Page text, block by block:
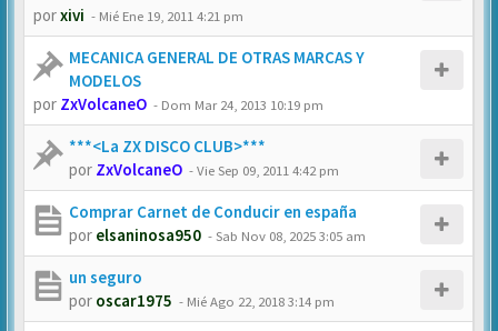
porxivi - Mié Ene 19, 2011 4:21 pm
MECANICA GENERAL DE OTRAS MARCAS Y
MODELOS
por ZxVolcaneO - Dom Mar 24, 2013 10:19 pm
***<La ZX DISCO CLUB>***
por ZxVolcaneO -Vie Sep 09, 2011 4:42 pm
Comprar Carnet de Conducir en españa
por elsaninosa950 -Sab Nov 08, 2025 3:05 am
un seguro
por oscar1975 - Mié Ago 22, 2018 3:14 pm